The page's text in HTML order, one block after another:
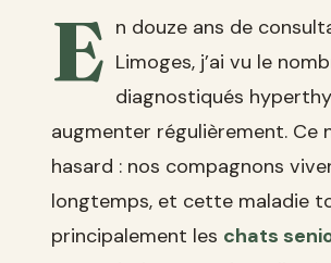
E n douze ans de
Limoges, j’ai vu le
diagnostiqués
augmenter régulièrement. Ce
hasard : nos compagnons
longtemps, et cette maladie
principalement les chats